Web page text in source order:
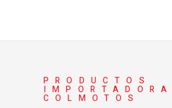
PRODUCTOS
IMPORTADORA
COLMOTOS